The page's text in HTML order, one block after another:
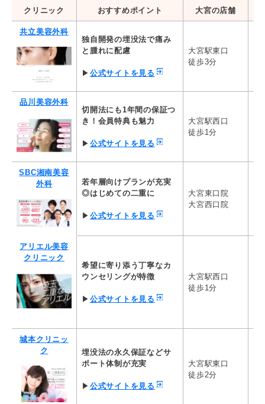
東京美容外科
埋没二重2点留め（麻酔代込
99,000円
切開二重(全切
品川美容外科
二重術ナチュラル法 2点留め
49,000円
二重術切開法
ルラ美容クリニッ
ク
1dayルラライン二重術
スタンダード
高須クリニック
99,000円
切開法（全切
法）
聖心美容クリニッ
ソッド+α 2点留め
181,500円
350,000円～
水の森美容クリニ
ック
二重埋没法(2年保障)
ガーデンクリニッ
なし)
99,000円
440,000円
城本クリニック
二重埋没法（線留め4点固定）
ヴェリテクリニッ
88,000円
大塚美容形成外科
イージースクエア埋没法
38,500円
マイクロ切開
クリニック おすすめポイント 大宮の店舗
共立美容外科
独自開発の埋没法で痛み
と腫れに配慮
▶ 公式サイトを見る
大宮駅東口
徒歩3分
品川美容外科
切開法にも1年間の保証つ
き！会員特典も魅力
▶ 公式サイトを見る
大宮駅西口
徒歩1分
SBC湘南美容
外科
若年層向けプランが充実
◎はじめての二重に
▶ 公式サイトを見る
大宮東口院
大宮西口院
アリエル美容
クリニック
希望に寄り添う丁寧なカ
ウンセリングが特徴
▶ 公式サイトを見る
大宮駅西口
徒歩1分
城本クリニッ
ク
埋没法の永久保証などサ
ポート体制が充実
▶ 公式サイトを見る
大宮駅東口
徒歩2分